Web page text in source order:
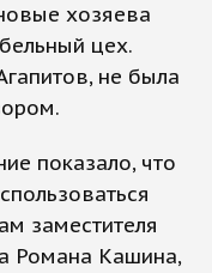
хозяева
цех.
не была
показало, что
заместителя
Романа Кашина,